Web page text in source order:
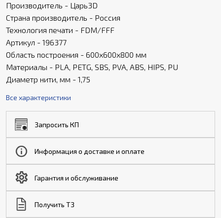
Производитель - Царь3D
Страна производитель - Россия
Технология печати - FDM/FFF
Артикул - 196377
Область построения - 600x600x800 мм
Материалы - PLA, PETG, SBS, PVA, ABS, HIPS, PU
Диаметр нити, мм - 1,75
Все характеристики
Запросить КП
Информация о доставке и оплате
Гарантия и обслуживание
Получить ТЗ